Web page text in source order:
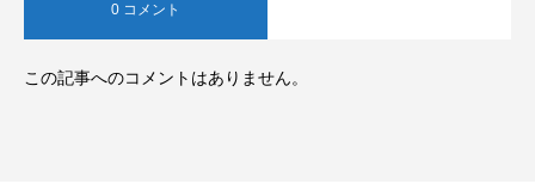
0 コメント
この記事へのコメントはありません。